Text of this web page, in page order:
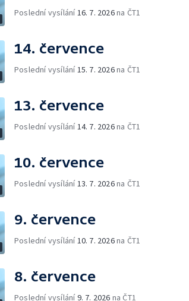
Poslední vysílání 16. 7. 2026na ČT1
14. července
Poslední vysílání 15. 7. 2026na ČT1
13. července
Poslední vysílání 14. 7. 2026na ČT1
10. července
Poslední vysílání 13. 7. 2026na ČT1
9. července
Poslední vysílání 10. 7. 2026na ČT1
8. července
Poslední vysílání9. 7. 2026 na ČT1